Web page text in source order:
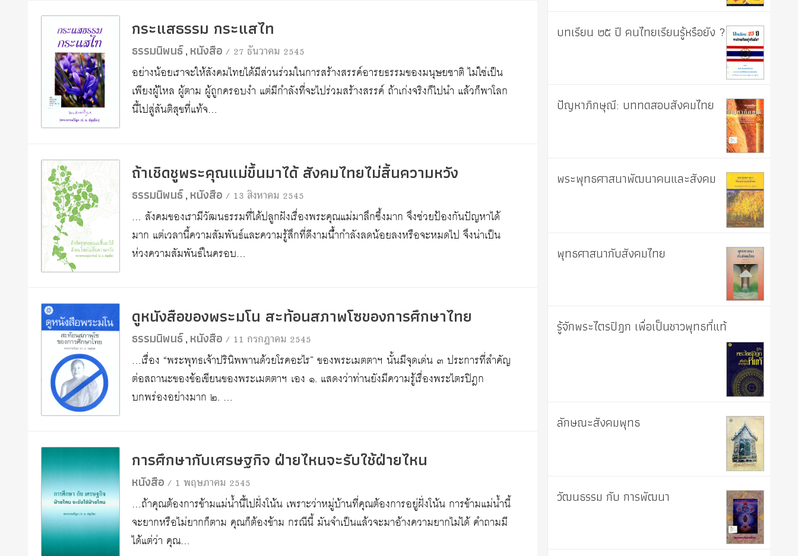
กระแสธรรม กระแสไท
ธรรมนิพนธ์, หนังสือ/ 27 ธันวาคม 2545
อย่างน้อยเราจะให้สังคมไทยได้มีส่วนร่วมในการสร้างสรรค์อารยธรรมของมนุษยชาติ ไม่ใช่เป็น
เพียงผู้ไหล ผู้ตาม ผู้ถูกครอบงำ แต่มีกำลังที่จะไปร่วมสร้างสรรค์ ถ้าเก่งจริงก็ไปนำ แล้วก็พาโลก
นี้ไปสู่สันติสุขที่แท้จ…
ถ้าเชิดชูพระคุณแม่ขึ้นมาได้ สังคมไทยไม่สิ้นความหวัง
ธรรมนิพนธ์, หนังสือ/ 13 สิงหาคม 2545
… สังคมของเรามีวัฒนธรรมที่ได้ปลูกฝังเรื่องพระคุณแม่มาลึกซึ้งมาก จึงช่วยป้องกันปัญหาได้
มาก แต่เวลานี้ความสัมพันธ์และความรู้สึกที่ดีงามนี้ำกำลังลดน้อยลงหรือจะหมดไป จึงน่าเป็น
ห่วงความสัมพันธ์ในครอบ…
ดูหนังสือของพระมโน สะท้อนสภาพโซของการศึกษาไทย
ธรรมนิพนธ์, หนังสือ/ 11 กรกฎาคม 2545
…เรื่อง “พระพุทธเจ้าปรินิพพานด้วยโรคอะไร” ของพระเมตตาฯ นั้นมีจุดเด่น ๓ ประการที่สำคัญ
ต่อสถานะของข้อเขียนของพระเมตตาฯ เอง ๑. แสดงว่าท่านยังมีความรู้เรื่องพระไตรปิฎก
บกพร่องอย่างมาก ๒. …
การศึกษากับเศรษฐกิจ ฝ่ายไหนจะรับใช้ฝ่ายไหน
หนังสือ/ 1 พฤษภาคม 2545
…ถ้าคุณต้องการข้ามแม่น้ำนี้ไปฝั่งโน้น เพราะว่าหมู่บ้านที่คุณต้องการอยู่ฝั่งโน้น การข้ามแม่น้ำนี้
จะยากหรือไม่ยากก็ตาม คุณก็ต้องข้าม กรณีนี้ มันจำเป็นแล้วจะมาอ้างความยากไม่ได้ คำถามมี
ได้แต่ว่า คุณ…
บทเรียน ๒๕ ปี คนไทยเรียนรู้หรือยัง ?
ปัญหาภิกษุณี: บททดสอบสังคมไทย
พระพุทธศาสนาพัฒนาคนและสังคม
พุทธศาสนากับสังคมไทย
รู้จักพระไตรปิฎก เพื่อเป็นชาวพุทธที่แท้
ลักษณะสังคมพุทธ
วัฒนธรรม กับ การพัฒนา